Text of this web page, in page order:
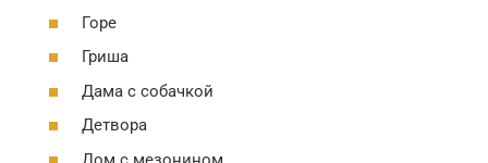
Горе
Гриша
Дама с собачкой
Детвора